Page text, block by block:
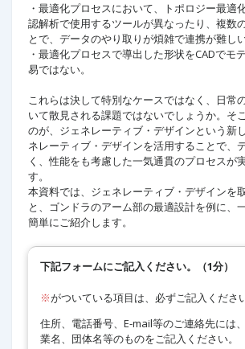
・最適化プロセスにおいて、トポロジー最適
認解析で使用するツールが異なったり、複数
とで、データのやり取りが煩雑で連携が難しい
・最適化プロセスで導出した形状をCADでモ
易ではない。
これらは決して特別なケースではなく、日常
いて散見される課題ではないでしょうか。そ
のが、ジェネレーティブ・デザインという新
ネレーティブ・デザインを活用することで、
く、性能をも考慮した一気通貫のプロセスが
す。
本資料では、ジェネレーティブ・デザインを
と、ゴンドラのアーム部の最適設計を例に、
簡単にご紹介します。
下記フォームにご記入ください。（1分）
※がついている項目は、必ずご記入ください
住所、電話番号、E-mail等のご連絡先には
業名、団体名等のものをご記入ください。